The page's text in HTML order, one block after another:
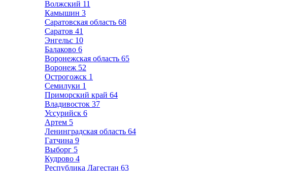
Волжский 11
Камышин 3
Саратовская область 68
Саратов 41
Энгельс 10
Балаково 6
Воронежская область 65
Воронеж 52
Острогожск 1
Семилуки 1
Приморский край 64
Владивосток 37
Уссурийск 6
Артем 5
Ленинградская область 64
Гатчина 9
Выборг 5
Кудрово 4
Республика Дагестан 63